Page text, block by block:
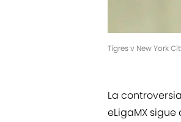
Tigres v New York
La
eLigaMX